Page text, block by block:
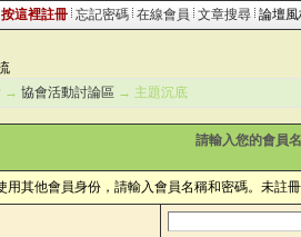
按這裡註冊 忘記密碼 在線會員 文章搜尋 論壇
→ 協會活動討論區 → 主題沉底
請輸入您的會員
用其他會員身份，請輸入會員名稱和密碼。未註